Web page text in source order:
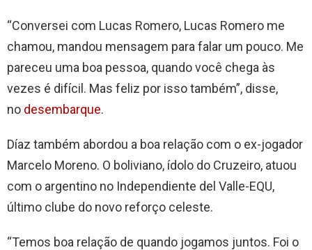
“Conversei com Lucas Romero, Lucas Romero me
chamou, mandou mensagem para falar um pouco. Me
pareceu uma boa pessoa, quando você chega às
vezes é difícil. Mas feliz por isso também”, disse,
no desembarque.
Díaz também abordou a boa relação com o ex-jogador
Marcelo Moreno. O boliviano, ídolo do Cruzeiro, atuou
com o argentino no Independiente del Valle-EQU,
último clube do novo reforço celeste.
“Temos boa relação de quando jogamos juntos. Foi o